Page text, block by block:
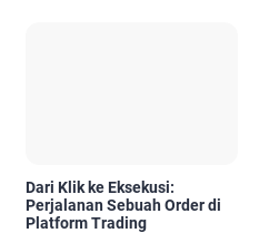
Dari Klik ke Eksekusi:
Perjalanan Sebuah Order di
Platform Trading